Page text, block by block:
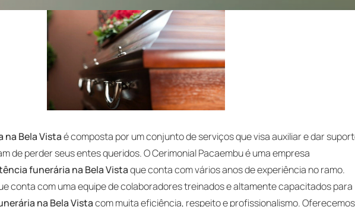
Bela Vistaé composta por um conjunto de serviços que visa auxiliar e dar
de perder seus entes queridos. O Cerimonial Pacaembu é uma empresa
funerária na Bela Vistaque conta com vários anos de experiência no ramo.
conta com uma equipe de colaboradores treinados e altamente capacitados para
na Bela Vistacom muita eficiência, respeito e profissionalismo. Oferecemos